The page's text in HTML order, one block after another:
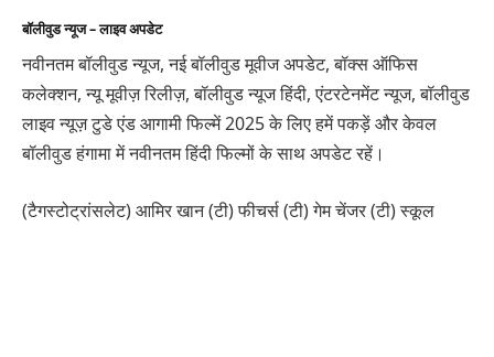
बॉलीवुड न्यूज – लाइव अपडेट
नवीनतम बॉलीवुड न्यूज, नई बॉलीवुड मूवीज अपडेट, बॉक्स ऑफिस
कलेक्शन, न्यू मूवीज़ रिलीज़, बॉलीवुड न्यूज हिंदी, एंटरटेनमेंट न्यूज, बॉलीवुड
लाइव न्यूज़ टुडे एंड आगामी फिल्में 2025 के लिए हमें पकड़ें और केवल
बॉलीवुड हंगामा में नवीनतम हिंदी फिल्मों के साथ अपडेट रहें।
(टैगस्टोट्रांसलेट) आमिर खान (टी) फीचर्स (टी) गेम चेंजर (टी) स्कूल